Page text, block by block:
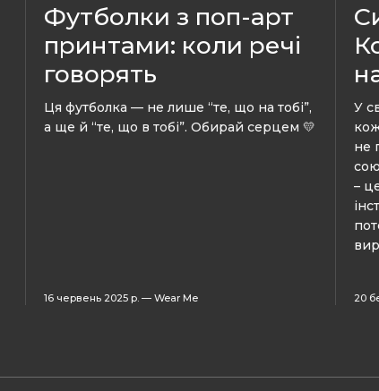
Футболки з поп-арт
принтами: коли речі
говорять
Ця футболка — не лише “те, що на тобі”,
а ще й “те, що в тобі”. Обирай серцем 💛
16 червень 2025 р.— Wear Me
У
не
–
20